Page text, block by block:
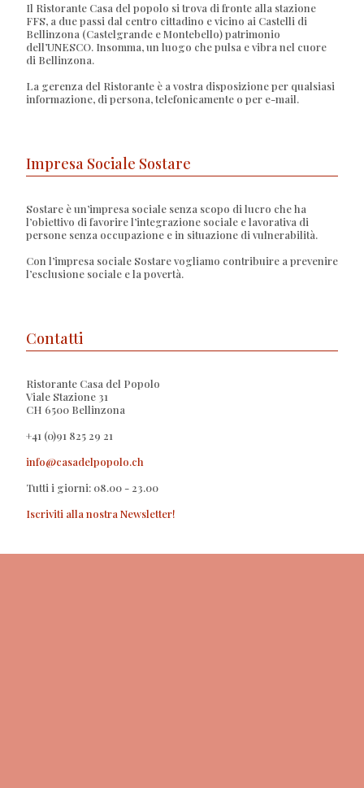
Il Ristorante Casa del popolo si trova di fronte alla stazione
FFS, a due passi dal centro cittadino e vicino ai Castelli di
Bellinzona (Castelgrande e Montebello) patrimonio
dell’UNESCO. Insomma, un luogo che pulsa e vibra nel cuore
di Bellinzona.
La gerenza del Ristorante è a vostra disposizione per qualsiasi
informazione, di persona, telefonicamente o per e-mail.
Impresa Sociale Sostare
Sostare è un’impresa sociale senza scopo di lucro che ha
l’obiettivo di favorire l’integrazione sociale e lavorativa di
persone senza occupazione e in situazione di vulnerabilità.
Con l’impresa sociale Sostare vogliamo contribuire a prevenire
l’esclusione sociale e la povertà.
Contatti
Ristorante Casa del Popolo
Viale Stazione 31
CH 6500 Bellinzona
+41 (0)91 825 29 21
info@casadelpopolo.ch
Tutti i giorni: 08.00 - 23.00
Iscriviti alla nostra Newsletter!